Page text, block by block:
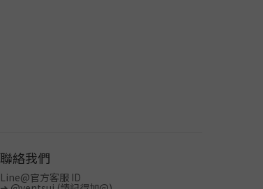
聯絡我們
Line@官方客服 ID